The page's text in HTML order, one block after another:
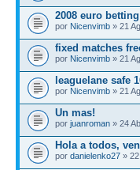
2008 euro
por Nicenvimb » 21
fixed matches
por Nicenvimb » 21
leaguelane safe
por Nicenvimb » 21
Un mas!
por juanroman » 24
Hola a todos,
por danielenko27 »